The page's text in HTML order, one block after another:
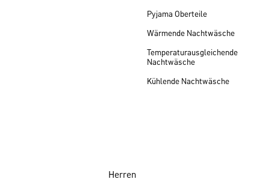
Pyjama Oberteile
Wärmende Nachtwäsche
Temperaturausgleichende
Nachtwäsche
Kühlende Nachtwäsche
Herren